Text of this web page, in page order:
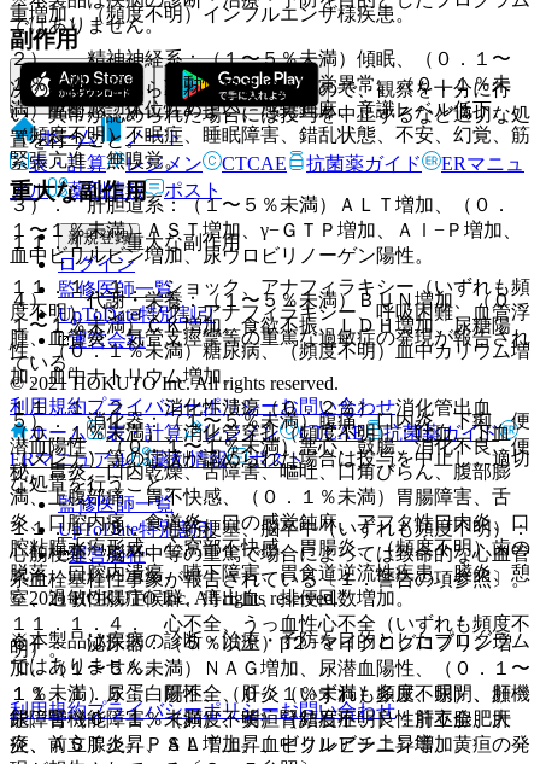
重増加、（頻度不明）インフルエンザ様疾患。
２）． 精神神経系：（１〜５％未満）傾眠、（０．１〜
１％未満）頭痛、浮動性めまい、味覚異常、（０．１％未
満）酩酊感、体位性めまい、感覚鈍麻、意識レベル低下、
（頻度不明）不眠症、睡眠障害、錯乱状態、不安、幻覚、筋
緊張亢進、無嗅覚。
３）． 肝胆道系：（１〜５％未満）ＡＬＴ増加、（０．
１〜１％未満）ＡＳＴ増加、γ−ＧＴＰ増加、Ａｌ−Ｐ増加、
血中ビリルビン増加、尿ウロビリノーゲン陽性。
４）． 代謝・栄養：（１〜５％未満）ＢＵＮ増加、（０．
１〜１％未満）ＣＫ増加、食欲不振、ＬＤＨ増加、尿糖陽
性、（０．１％未満）糖尿病、（頻度不明）血中カリウム増
加、血中ナトリウム増加。
５）． 消化器：（１〜５％未満）腹痛、口内炎、下痢、便
潜血陽性、（０．１〜１％未満）悪心、鼓腸、消化不良、便
秘、胃炎、口内乾燥、舌障害、嘔吐、口角びらん、腹部膨
満、上腹部痛、胃不快感、（０．１％未満）胃腸障害、舌
炎、口腔内痛、食道炎、口の感覚鈍麻、アフタ性口内炎、口
腔粘膜水疱形成、心窩部不快感、胃腸炎、（頻度不明）歯の
脱落、口腔内潰瘍、嚥下障害、胃食道逆流性疾患、膵炎、憩
室、過敏性腸症候群、痔出血、排便回数増加。
６）． 泌尿器：（５％以上）β２−マイクログロブリン増
加、（１〜５％未満）ＮＡＧ増加、尿潜血陽性、（０．１〜
１％未満）尿蛋白陽性、（０．１％未満）多尿、尿閉、頻
尿、腎機能障害、（頻度不明）腎結石症、良性前立腺肥大
症、前立腺炎、ＰＳＡ増加、血中クレアチニン増加。
副作用
次の副作用があらわれることがあるので、観察を十分に行
い、異常が認められた場合には投与を中止するなど適切な処
置を行うこと。
重大な副作用
１１．１． 重大な副作用
１１．１．１． ショック、アナフィラキシー（いずれも頻
度不明）：ショック、アナフィラキシー、呼吸困難、血管浮
腫、血管炎、気管支痙攣等の重篤な過敏症の発現が報告され
ている。
１１．１．２． 消化性潰瘍（０．２％）、消化管出血
（０．１％未満）、消化管穿孔（頻度不明）：吐血、下血
（メレナ）等の症状が認められた場合は投与を中止し、適切
な処置を行うこと。
１１．１．３． 心筋梗塞、脳卒中（いずれも頻度不明）：
心筋梗塞、脳卒中等の重篤で場合によっては致命的な心血管
系血栓塞栓性事象が報告されている〔１．警告の項参照〕。
１１．１．４． 心不全、うっ血性心不全（いずれも頻度不
明）。
１１．１．５． 肝不全、肝炎（いずれも頻度不明）、肝機
能障害（０．１％未満）、黄疸（頻度不明）：肝不全、肝
炎、ＡＳＴ上昇、ＡＬＴ上昇、ビリルビン上昇等、黄疸の発
ではありません。
ホーム
ノート
表・計算
レジメン CTCAE 抗菌薬ガイド
ERマニュ
アル
薬剤情報 ポスト
新規登録
ログイン
監修医師一覧
UpToDate特別割引
運営会社
© 2021 HOKUTO Inc. All rights reserved.
利用規約プライバシーポリシーお問い合わせ
ホーム
表・計算 レジメン CTCAE
抗菌薬ガイド
ERマニュアル
薬剤情報 ポスト
監修医師一覧
UpToDate特別割引
運営会社
© 2021 HOKUTO Inc. All rights reserved.
※本製品は疾病の診断・治療・予防を目的としたプログラム
ではありません。
利用規約プライバシーポリシーお問い合わせ